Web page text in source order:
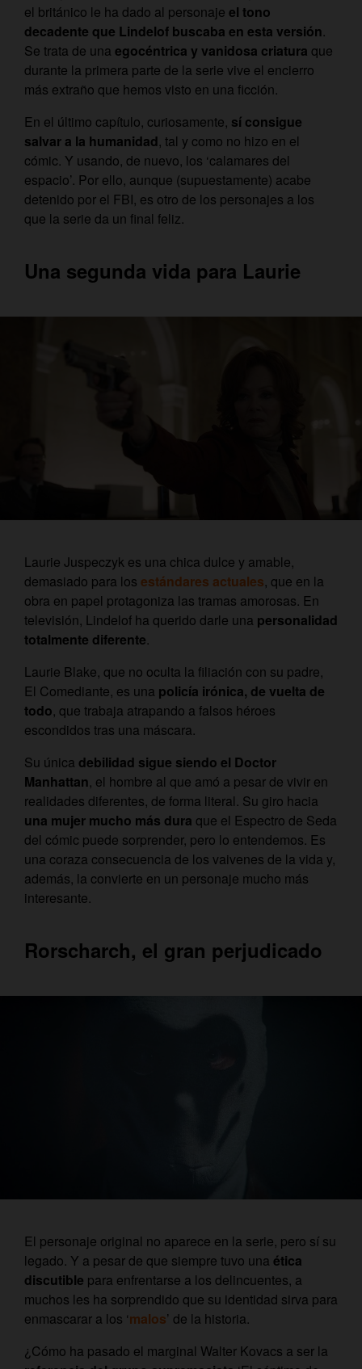
el británico le ha dado al personaje el tono
decadente que Lindelof buscaba en esta versión.
Se trata de una egocéntrica y vanidosa criatura que
durante la primera parte de la serie vive el encierro
más extraño que hemos visto en una ficción.
En el último capítulo, curiosamente, sí consigue
salvar a la humanidad, tal y como no hizo en el
cómic. Y usando, de nuevo, los ‘calamares del
espacio’. Por ello, aunque (supuestamente) acabe
detenido por el FBI, es otro de los personajes a los
que la serie da un final feliz.
Una segunda vida para Laurie
Laurie Juspeczyk es una chica dulce y amable,
demasiado para los estándares actuales, que en la
obra en papel protagoniza las tramas amorosas. En
televisión, Lindelof ha querido darle una personalidad
totalmente diferente.
Laurie Blake, que no oculta la filiación con su padre,
El Comediante, es una policía irónica, de vuelta de
todo, que trabaja atrapando a falsos héroes
escondidos tras una máscara.
Su única debilidad sigue siendo el Doctor
Manhattan, el hombre al que amó a pesar de vivir en
realidades diferentes, de forma literal. Su giro hacia
una mujer mucho más dura que el Espectro de Seda
del cómic puede sorprender, pero lo entendemos. Es
una coraza consecuencia de los vaivenes de la vida y,
además, la convierte en un personaje mucho más
interesante.
Rorscharch, el gran perjudicado
El personaje original no aparece en la serie, pero sí su
legado. Y a pesar de que siempre tuvo una ética
discutible para enfrentarse a los delincuentes, a
muchos les ha sorprendido que su identidad sirva para
enmascarar a los ‘malos’ de la historia.
¿Cómo ha pasado el marginal Walter Kovacs a ser la